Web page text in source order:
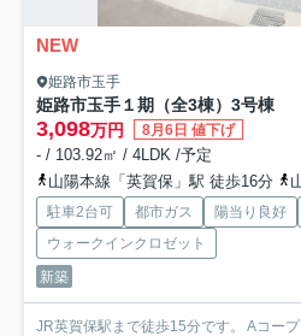
NEW
姫路市玉手
姫路市玉手１期（全3棟）3号棟
3,098万円 8月6日 値下げ
- / 103.92㎡ / 4LDK /予定
山陽本線「英賀保」駅 徒歩16分
駐車2台可 都市ガス 陽当り良好
ウォークインクロゼット
新築
JR英賀保駅まで徒歩15分です。 Aコー